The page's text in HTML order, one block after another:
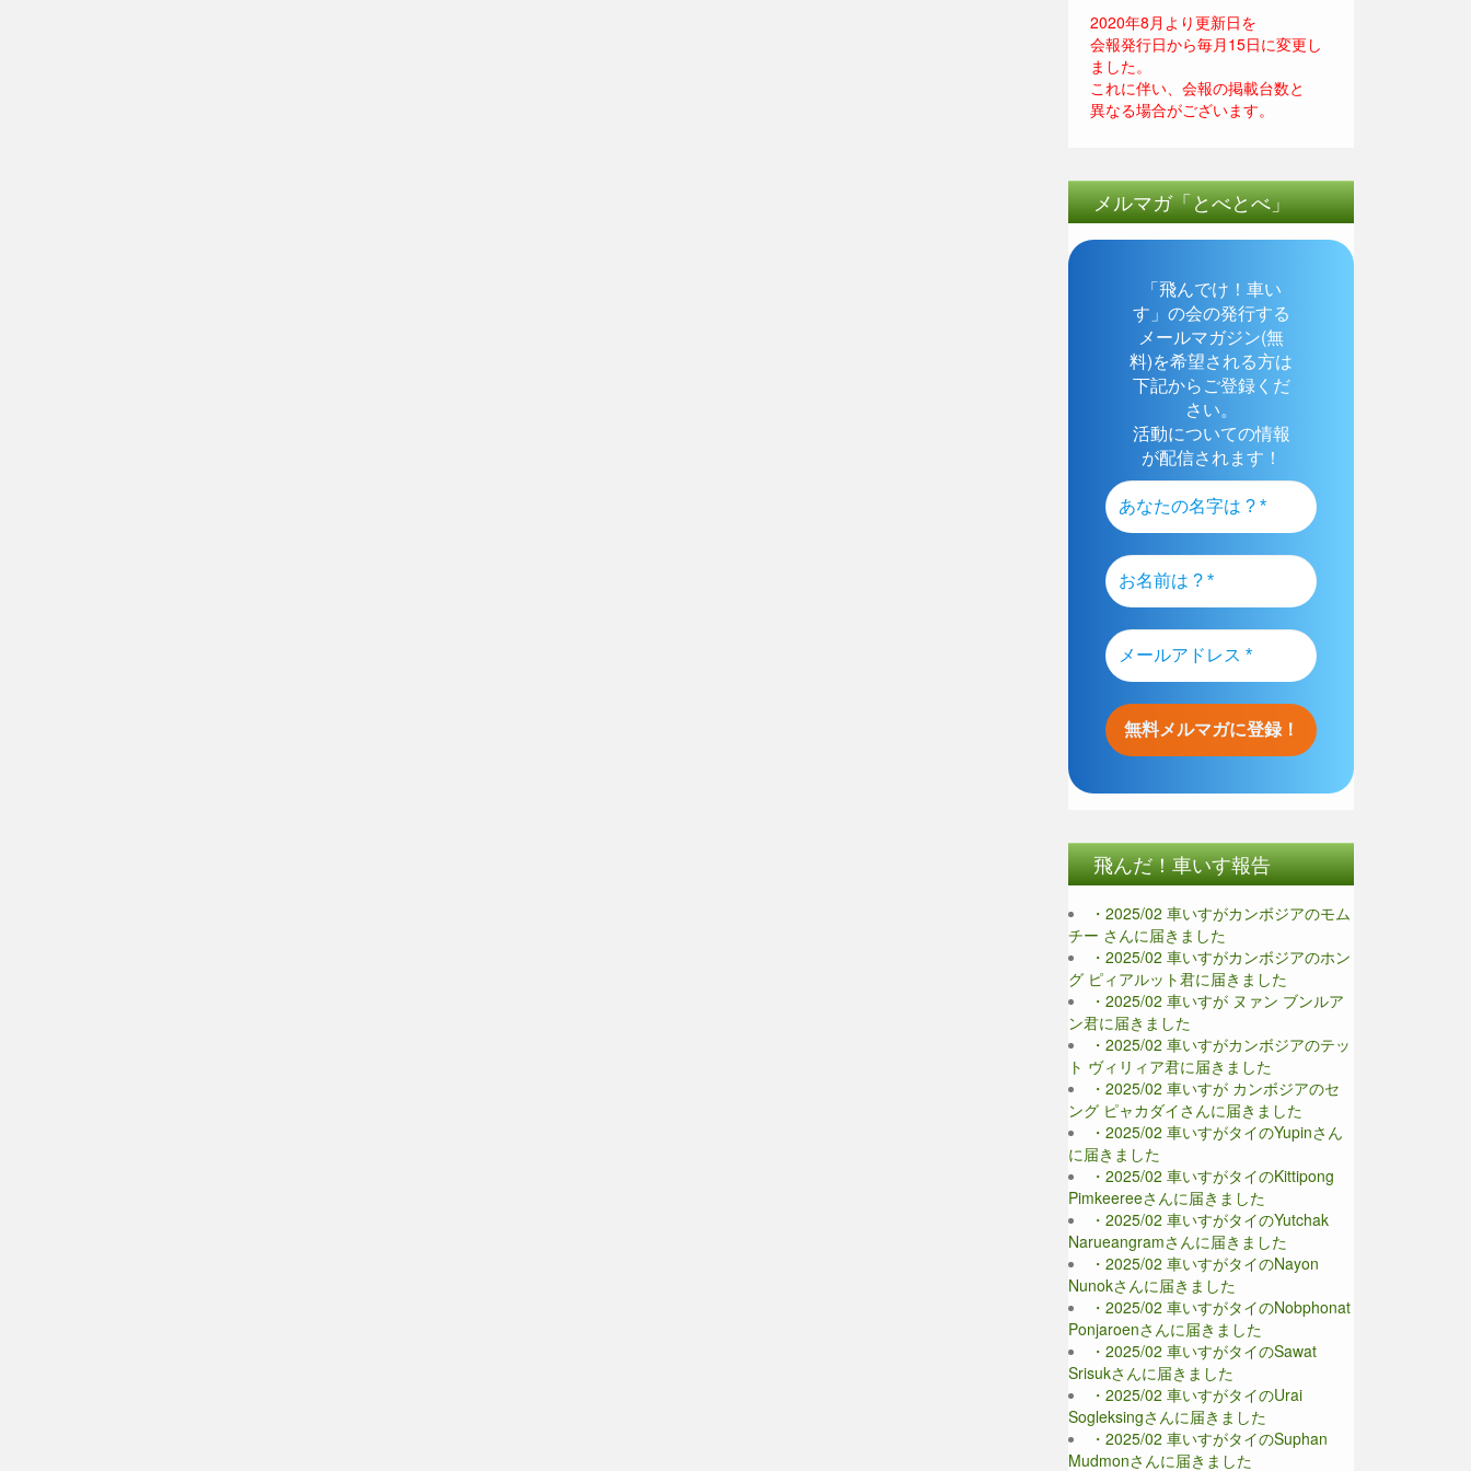
2020年8月より更新日を
会報発行日から毎月15日に変更し
ました。
これに伴い、会報の掲載台数と
異なる場合がございます。
メルマガ「とべとべ」
「飛んでけ！車い
す」の会の発行する
メールマガジン(無
料)を希望される方は
下記からご登録くだ
さい。
活動についての情報
が配信されます！
飛んだ！車いす報告
・2025/02 車いすがカンボジアのモム
チー さんに届きました
・2025/02 車いすがカンボジアのホン
グ ピィアルット君に届きました
・2025/02 車いすが ヌァン ブンルア
ン君に届きました
・2025/02 車いすがカンボジアのテッ
ト ヴィリィア君に届きました
・2025/02 車いすが カンボジアのセ
ング ピャカダイさんに届きました
・2025/02 車いすがタイのYupinさん
に届きました
・2025/02 車いすがタイのKittipong
Pimkeereeさんに届きました
・2025/02 車いすがタイのYutchak
Narueangramさんに届きました
・2025/02 車いすがタイのNayon
Nunokさんに届きました
・2025/02 車いすがタイのNobphonat
Ponjaroenさんに届きました
・2025/02 車いすがタイのSawat
Srisukさんに届きました
・2025/02 車いすがタイのUrai
Sogleksingさんに届きました
・2025/02 車いすがタイのSuphan
Mudmonさんに届きました